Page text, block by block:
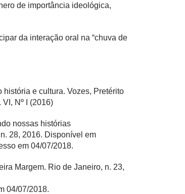
de importância ideológica,
da interação oral na “chuva de
e cultura. Vozes, Pretérito
Nº I (2016)
nossas histórias
28, 2016. Disponível em
em 04/07/2018.
Margem. Rio de Janeiro, n. 23,
04/07/2018.